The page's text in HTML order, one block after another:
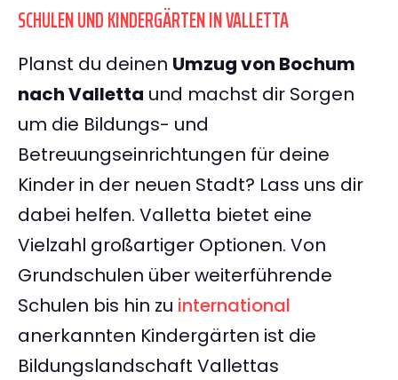
SCHULEN UND KINDERGÄRTEN IN VALLETTA
Planst du deinen Umzug von Bochum
nach Valletta und machst dir Sorgen
um die Bildungs- und
Betreuungseinrichtungen für deine
Kinder in der neuen Stadt? Lass uns dir
dabei helfen. Valletta bietet eine
Vielzahl großartiger Optionen. Von
Grundschulen über weiterführende
Schulen bis hin zu international
anerkannten Kindergärten ist die
Bildungslandschaft Vallettas